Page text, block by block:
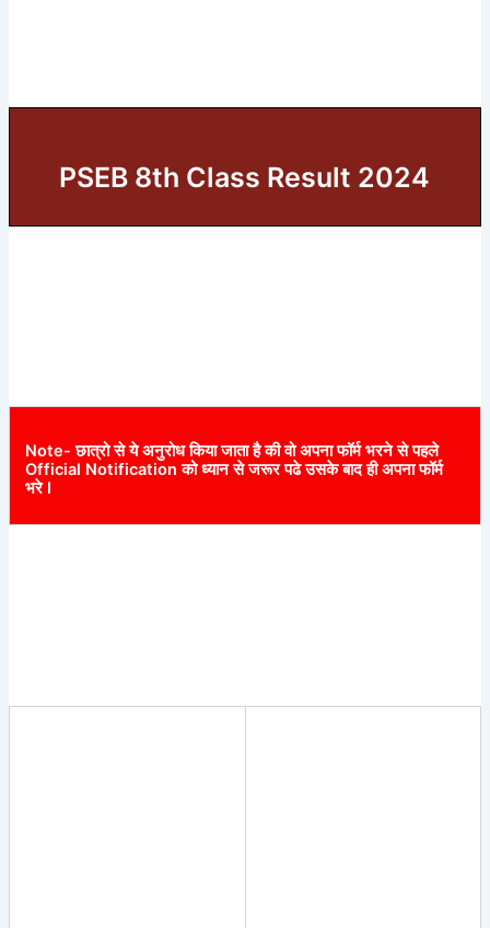
PSEB 8th Class Result 2024
Note- छात्रो से ये अनुरोध किया जाता है की वो अपना फॉर्म भरने से पहले
Official Notification को ध्यान से जरूर पढे उसके बाद ही अपना फॉर्म
भरे I